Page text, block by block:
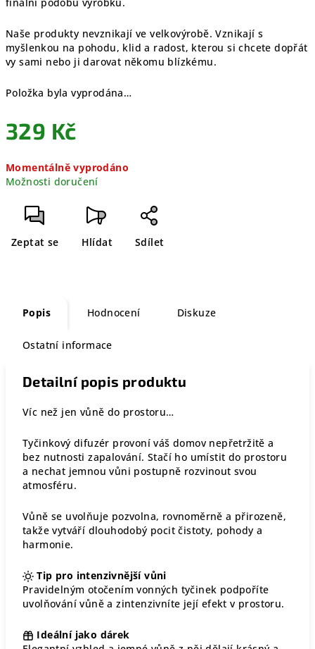
Naše produkty nevznikají ve velkovýrobě. Vznikají s
myšlenkou na pohodu, klid a radost, kterou si chcete dopřát
vy sami nebo ji darovat někomu blízkému.
Položka byla vyprodána…
329 Kč
cena:
Momentálně vyprodáno
Možnosti doručení
Zeptat se Hlídat Sdílet
Popis Hodnocení Diskuze
Ostatní informace
Detailní popis produktu
Víc než jen vůně do prostoru…
Tyčinkový difuzér provoní váš domov nepřetržitě a
bez nutnosti zapalování. Stačí ho umístit do prostoru
a nechat jemnou vůni postupně rozvinout svou
atmosféru.
Vůně se uvolňuje pozvolna, rovnoměrně a přirozeně,
takže vytváří dlouhodobý pocit čistoty, pohody a
harmonie.
Tip pro intenzivnější vůni
Pravidelným otočením vonných tyčinek podpoříte
uvolňování vůně a zintenzivníte její efekt v prostoru.
Ideální jako dárek